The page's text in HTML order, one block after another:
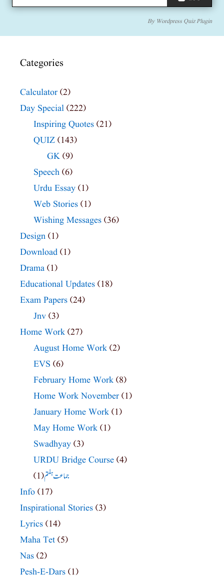
By Wordpress Quiz Plugin
Categories
Calculator (2)
Day Special (222)
Inspiring Quotes (21)
QUIZ (143)
GK (9)
Speech (6)
Urdu Essay (1)
Web Stories (1)
Wishing Messages (36)
Design (1)
Download (1)
Drama (1)
Educational Updates (18)
Exam Papers (24)
Jnv (3)
Home Work (27)
August Home Work (2)
EVS (6)
February Home Work (8)
Home Work November (1)
January Home Work (1)
May Home Work (1)
Swadhyay (3)
URDU Bridge Course (4)
جماعت ہفتم(1)
Info (17)
Inspirational Stories (3)
Lyrics (14)
Maha Tet (5)
Nas (2)
Pesh-E-Dars (1)